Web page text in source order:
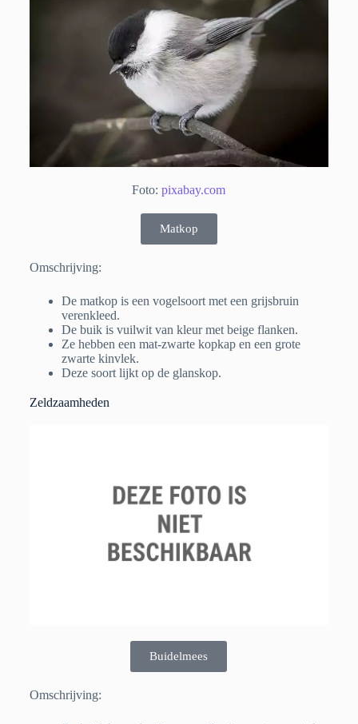
Foto: pixabay.com
Matkop
Omschrijving:
De matkop is een vogelsoort met een grijsbruin
verenkleed.
De buik is vuilwit van kleur met beige flanken.
Ze hebben een mat-zwarte kopkap en een grote
zwarte kinvlek.
Deze soort lijkt op de glanskop.
Zeldzaamheden
Buidelmees
Omschrijving: